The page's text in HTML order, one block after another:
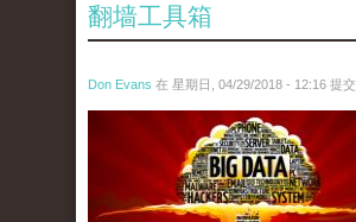
翻墙工具箱
Don Evans 在 星期日, 04/29/2018 - 12:16 提交